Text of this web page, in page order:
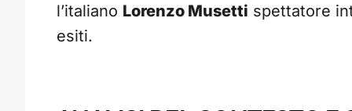
l’italiano Lorenzo Musetti spettatore
esiti.